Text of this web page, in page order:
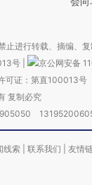
进行转载、摘编、复
号
京公网安备
可证：第直100013号
复制必究
线索 联系我们 友情